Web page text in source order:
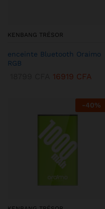
KENBANG TRÉSOR
enceinte Bluetooth Oraimo
RGB
16919 CFA
-40%